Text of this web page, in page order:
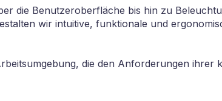
die Benutzeroberfläche bis hin zu
wir intuitive, funktionale und
die den Anforderungen ihrer